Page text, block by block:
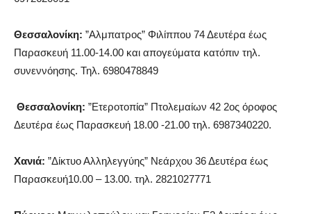
Θεσσαλονίκη: ”Αλμπατρος” Φιλίππου 74 Δευτέρα έως
Παρασκευή 11.00-14.00 και απογεύματα κατόπιν τηλ.
συνεννόησης. Τηλ. 6980478849
Θεσσαλονίκη: ”Ετεροτοπία” Πτολεμαίων 42 2ος όροφος
Δευτέρα έως Παρασκευή 18.00 -21.00 τηλ. 6987340220.
Χανιά: ”Δίκτυο Αλληλεγγύης” Νεάρχου 36 Δευτέρα έως
Παρασκευή10.00 – 13.00. τηλ. 2821027771